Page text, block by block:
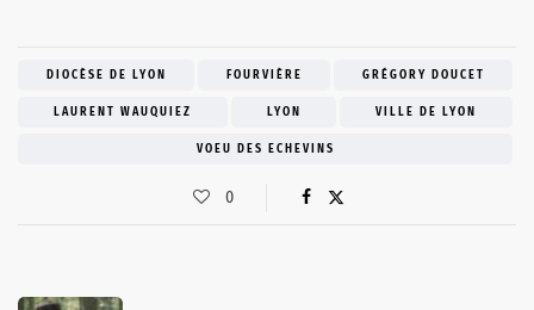
DIOCÈSE DE LYON FOURVIÈRE GRÉGORY DOUCET
LAURENT WAUQUIEZ LYON VILLE DE LYON
VOEU DES ECHEVINS
0